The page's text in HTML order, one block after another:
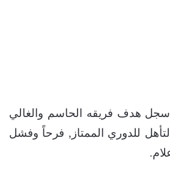
هدف فريقه الحاسم والغالي
للدوري الممتاز, فرحاً وفشل